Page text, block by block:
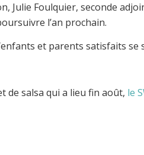
Julie Foulquier, seconde
l’an prochain.
et parents satisfaits
de salsa qui a lieu fin août, le